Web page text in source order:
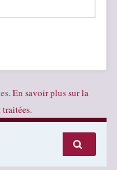
En savoir plus sur la
traitées.